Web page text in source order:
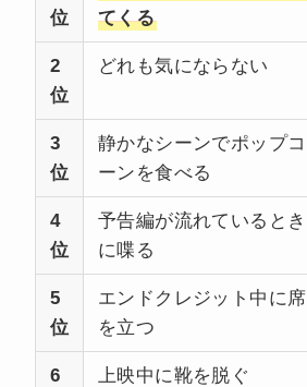
位
てくる
2
位
どれも気にならない
3
位
静かなシーンでポップコ
ーンを食べる
4
位
予告編が流れているとき
に喋る
5
位
エンドクレジット中に席
を立つ
6
上映中に靴を脱ぐ